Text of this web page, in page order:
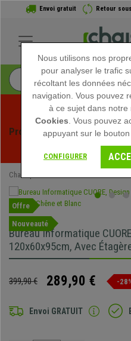
Envoi gratuit Retour
Profitez des soldes d'été
exclusives pour une
Chaisepro
Offre
Nouveauté
Bureau Informatique
120x60x95cm, Avec
399,90 € 289,90 € -
Envoi GRATUIT
Nous utilisons nos
pour analyser le trafic
récoltant les données
navigation. Vous pouvez
à ce sujet dans notre
Cookies . Vous pouvez
appuyant sur le
CONFIGURER